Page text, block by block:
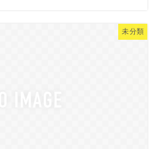
未分類